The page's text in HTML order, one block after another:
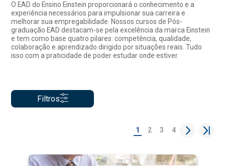
O EAD do Ensino Einstein proporcionará o conhecimento e a
experiência necessários para impulsionar sua carreira e
melhorar sua empregabilidade. Nossos cursos de Pós-
graduação EAD destacam-se pela excelência da marca Einstein
e tem como base quatro pilares: competência, qualidade,
colaboração e aprendizado dirigido por situações reais. Tudo
isso com a praticidade de poder estudar onde estiver.
Filtros
1 2 3 4